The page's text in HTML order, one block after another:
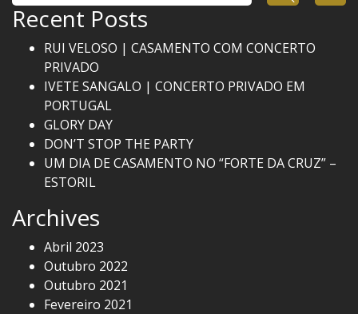
Recent Posts
RUI VELOSO | CASAMENTO COM CONCERTO
PRIVADO
IVETE SANGALO | CONCERTO PRIVADO EM
PORTUGAL
GLORY DAY
DON’T STOP THE PARTY
UM DIA DE CASAMENTO NO “FORTE DA CRUZ” –
ESTORIL
Archives
Abril 2023
Outubro 2022
Outubro 2021
Fevereiro 2021